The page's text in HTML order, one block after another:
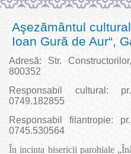
Aşezământul
Ioan Gură de Aur“,
Adresă: Str.
800352
Responsabil cultural:
0749.182855
Responsabil filantropie:
0745.530564
În incinta bisericii parohiale